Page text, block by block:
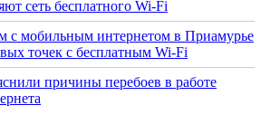
сеть бесплатного Wi-Fi
с мобильным интернетом в Приамурье
точек с бесплатным Wi-Fi
причины перебоев в работе